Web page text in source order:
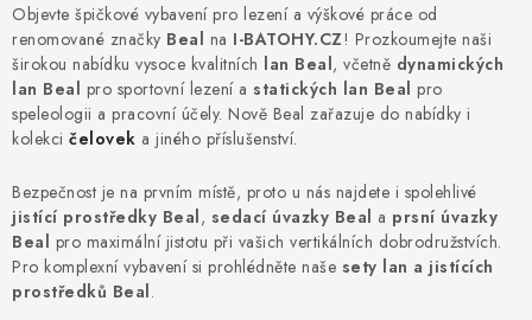
PODLE AKTIVITY
ZNAČKY
Doprava a platba Vše o nákupu Kontakty
Poradna
O nás
Blog
Objevte špičkové vybavení pro lezení a výškové práce od
renomované značky Beal na I-BATOHY.CZ! Prozkoumejte naši
širokou nabídku vysoce kvalitních lan Beal, včetně dynamických
lan Beal pro sportovní lezení a statických lan Beal pro
speleologii a pracovní účely. Nově Beal zařazuje do nabídky i
kolekci čelovek a jiného příslušenství.
Bezpečnost je na prvním místě, proto u nás najdete i spolehlivé
jistící prostředky Beal, sedací úvazky Beal a prsní úvazky
Beal pro maximální jistotu při vašich vertikálních dobrodružstvích.
Pro komplexní vybavení si prohlédněte naše sety lan a jistících
prostředků Beal.